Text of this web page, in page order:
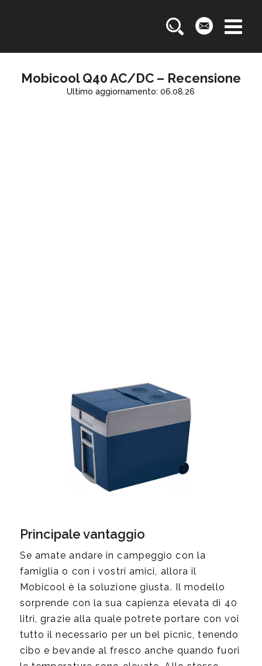
Mobicool Q40 AC/DC – Recensione
Ultimo aggiornamento: 06.08.26
Principale vantaggio
Se amate andare in campeggio con la
famiglia o con i vostri amici, allora il
Mobicool è la soluzione giusta. Il modello
sorprende con la sua capienza elevata di 40
litri, grazie alla quale potrete portare con voi
tutto il necessario per un bel picnic, tenendo
cibo e bevande al fresco anche quando fuori